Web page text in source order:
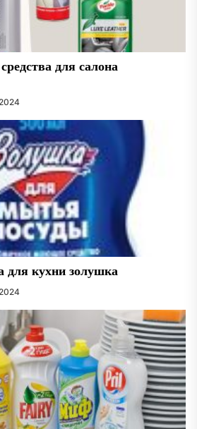
для салона
для кухни золушка